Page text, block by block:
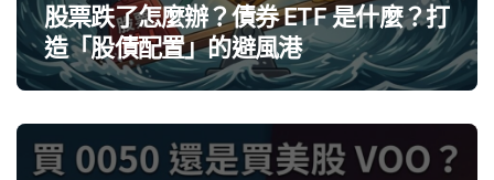
股票跌了怎麼辦？債券 ETF 是什麼？打
造「股債配置」的避風港